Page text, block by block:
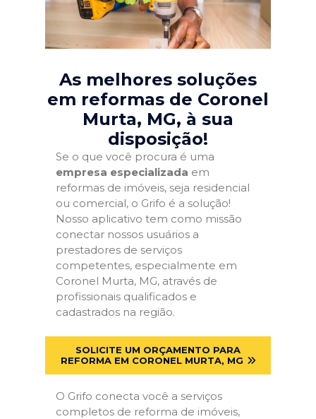
As melhores soluções
em reformas de Coronel
Murta, MG, à sua
disposição!
Se o que você procura é uma
empresa especializada em
reformas de imóveis, seja residencial
ou comercial, o Grifo é a solução!
Nosso aplicativo tem como missão
conectar nossos usuários a
prestadores de serviços
competentes, especialmente em
Coronel Murta, MG, através de
profissionais qualificados e
cadastrados na região.
SOLICITE UM ORÇAMENTO PARA
REFORMA EM CORONEL MURTA, MG
O Grifo conecta você a serviços
completos de reforma de imóveis,